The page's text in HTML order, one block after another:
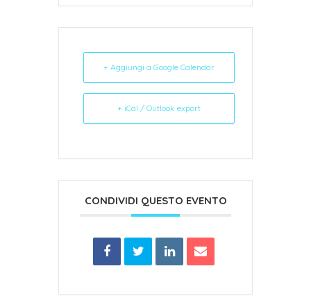
+ Aggiungi a Google Calendar
+ iCal / Outlook export
CONDIVIDI QUESTO EVENTO